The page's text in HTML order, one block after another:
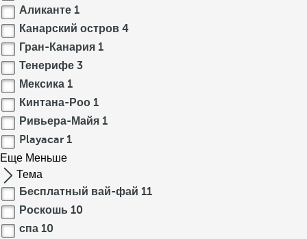
Аликанте 1
Канарский остров 4
Гран-Канария 1
Тенерифе 3
Мексика 1
Кинтана-Роо 1
Ривьера-Майя 1
Playacar 1
Еще Меньше
Тема
Бесплатный вай-фай 11
Роскошь 10
спа 10